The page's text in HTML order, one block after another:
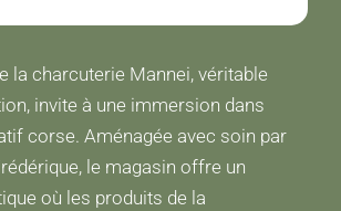
la charcuterie Mannei, véritable
invite à une immersion dans
corse. Aménagée avec soin par
le magasin offre un
où les produits de la